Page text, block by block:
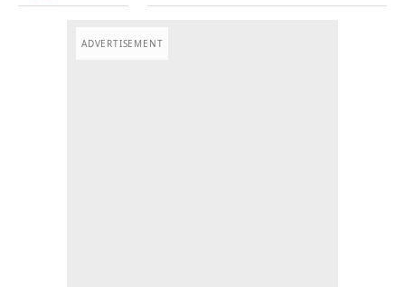
ADVERTISEMENT